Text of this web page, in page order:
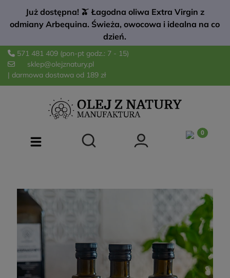
Już dostępna! 🫒 Łagodna oliwa Extra Virgin z
odmiany Arbequina. Świeża, owocowa i idealna na co
dzień.
571 481 409 (pon-pt godz.: 7 - 15)
sklep@olejznatury.pl
| darmowa dostawa od 189 zł